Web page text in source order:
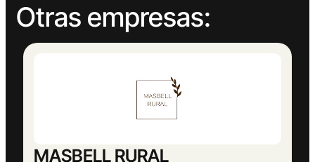
Otras empresas: